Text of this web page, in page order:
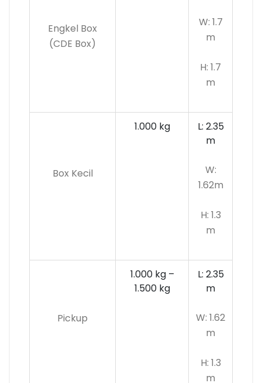
Engkel Box
(CDE Box)
W: 1.7
m
H: 1.7
m
Box Kecil
1.000 kg
L: 2.35
m
W:
1.62m
H: 1.3
m
Pickup
1.000 kg –
1.500 kg
L: 2.35
m
W: 1.62
m
H: 1.3
m